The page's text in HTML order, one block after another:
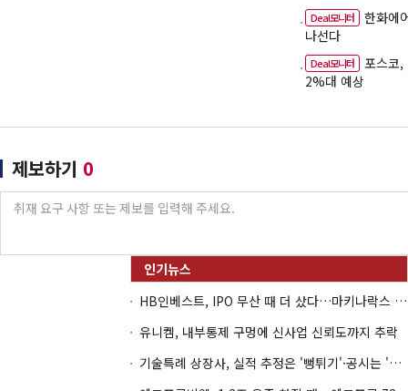
Deal모니터
한화에
나선다
Deal모니터
포스코
2%대 예상
제보하기 0
HB인베스트, IPO 무산 때 더 샀다…마키나락스 투자 2.7배 회수
유니켐, 내부통제 구멍에 신사업 신뢰도까지 추락
기술특례 상장사, 실적 추정은 '뻥튀기'·공시는 '누락'